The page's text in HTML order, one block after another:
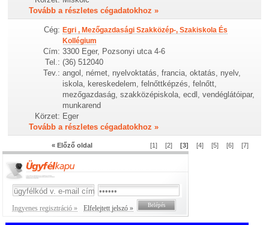
Tovább a részletes cégadatokhoz »
Cég: Egri , Mezőgazdasági Szakközép-, Szakiskola És
Kollégium
Cím: 3300 Eger, Pozsonyi utca 4-6
Tel.: (36) 512040
Tev.: angol, német, nyelvoktatás, francia, oktatás, nyelv,
iskola, kereskedelem, felnőttképzés, felnőtt,
mezőgazdaság, szakközépiskola, ecdl, vendéglátóipar,
munkarend
Körzet: Eger
Tovább a részletes cégadatokhoz »
« Előző oldal [1] [2] [3] [4] [5] [6] [7]
Ingyenes regisztráció » Elfelejtett jelszó »